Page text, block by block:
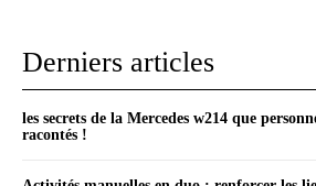
Derniers articles
les secrets de la Mercedes w214 que
racontés !